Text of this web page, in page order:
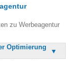
zu Werbeagentur
Optimierung